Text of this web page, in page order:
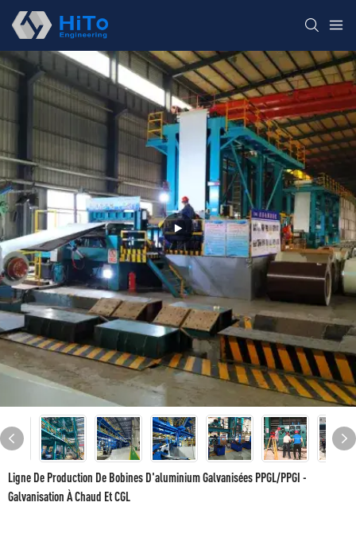
Ligne De Production De Bobines D'aluminium Galvanisées PPGL/PPGI -
Galvanisation À Chaud Et CGL